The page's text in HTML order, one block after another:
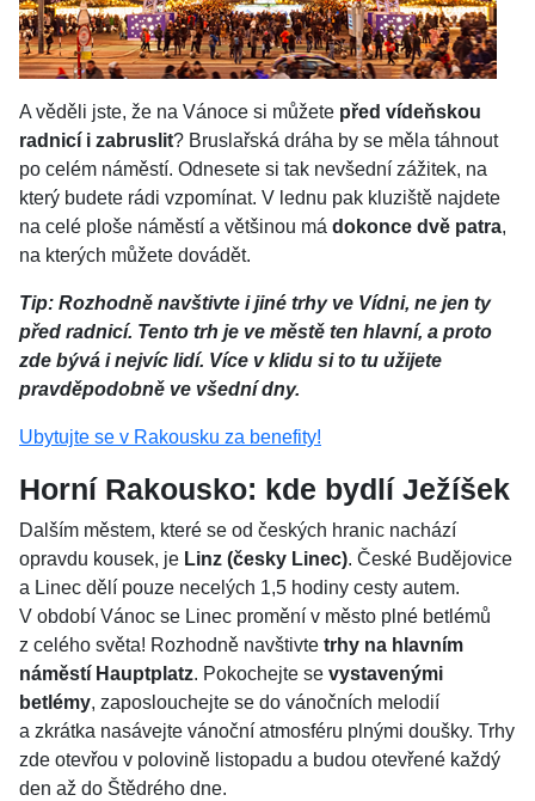
A věděli jste, že na Vánoce si můžete před vídeňskou
radnicí i zabruslit? Bruslařská dráha by se měla táhnout
po celém náměstí. Odnesete si tak nevšední zážitek, na
který budete rádi vzpomínat. V lednu pak kluziště najdete
na celé ploše náměstí a většinou má dokonce dvě patra,
na kterých můžete dovádět.
Tip: Rozhodně navštivte i jiné trhy ve Vídni, ne jen ty
před radnicí. Tento trh je ve městě ten hlavní, a proto
zde bývá i nejvíc lidí. Více v klidu si to tu užijete
pravděpodobně ve všední dny.
Ubytujte se v Rakousku za benefity!
Horní Rakousko: kde bydlí Ježíšek
Dalším městem, které se od českých hranic nachází
opravdu kousek, je Linz (česky Linec). České Budějovice
a Linec dělí pouze necelých 1,5 hodiny cesty autem.
V období Vánoc se Linec promění v město plné betlémů
z celého světa! Rozhodně navštivte trhy na hlavním
náměstí Hauptplatz. Pokochejte se vystavenými
betlémy, zaposlouchejte se do vánočních melodií
a zkrátka nasávejte vánoční atmosféru plnými doušky. Trhy
zde otevřou v polovině listopadu a budou otevřené každý
den až do Štědrého dne.